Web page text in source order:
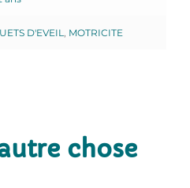
D'EVEIL MOTRICITE
chose